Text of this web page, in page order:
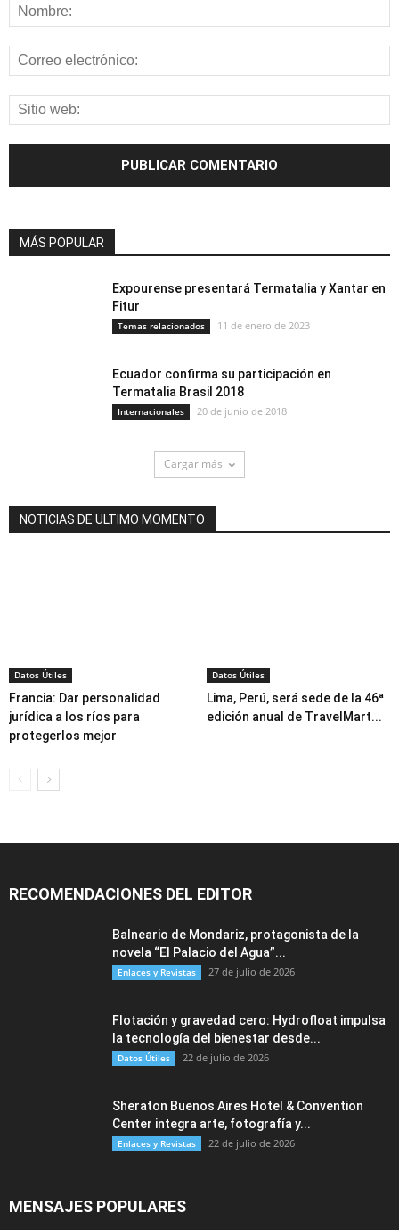
MÁS POPULAR
Expourense presentará Termatalia y Xantar en
Fitur
Temas relacionados 11 de enero de 2023
Ecuador confirma su participación en
Termatalia Brasil 2018
Internacionales 20 de junio de 2018
Cargar más
NOTICIAS DE ULTIMO MOMENTO
Datos Útiles
Francia: Dar personalidad
jurídica a los ríos para
protegerlos mejor
Datos Útiles
Lima, Perú, será sede de la 46ª
edición anual de TravelMart...
RECOMENDACIONES DEL EDITOR
Balneario de Mondariz, protagonista de la
novela “El Palacio del Agua”...
Enlaces y Revistas 27 de julio de 2026
Flotación y gravedad cero: Hydrofloat impulsa
la tecnología del bienestar desde...
Datos Útiles 22 de julio de 2026
Sheraton Buenos Aires Hotel & Convention
Center integra arte, fotografía y...
Enlaces y Revistas 22 de julio de 2026
MENSAJES POPULARES